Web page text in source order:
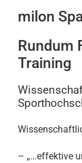
milon
Rundum
Training
– „…effektive